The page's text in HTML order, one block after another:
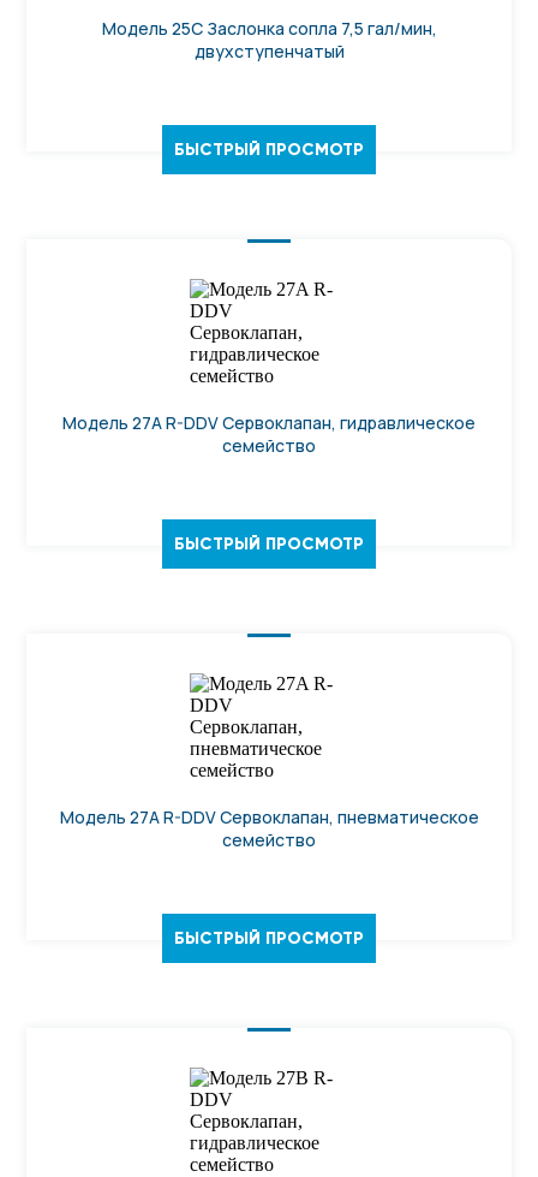
Модель 25С Заслонка сопла 7,5 гал/мин,
двухступенчатый
БЫСТРЫЙ ПРОСМОТР
Модель 27A R-DDV Сервоклапан, гидравлическое
семейство
БЫСТРЫЙ ПРОСМОТР
Модель 27A R-DDV Сервоклапан, пневматическое
семейство
БЫСТРЫЙ ПРОСМОТР